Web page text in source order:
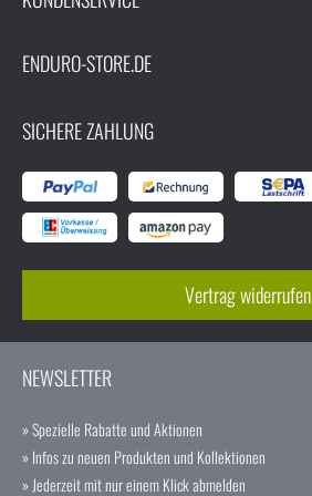
ENDURO-STORE.DE
SICHERE ZAHLUNG
Vertrag widerrufen
NEWSLETTER
» Spezielle Rabatte und Aktionen
» Infos zu neuen Produkten und Kollektionen
» Jederzeit mit nur einem Klick abmelden